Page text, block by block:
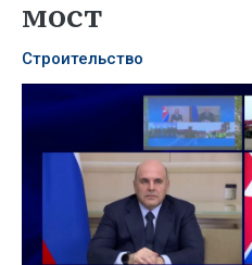
мост
Строительство